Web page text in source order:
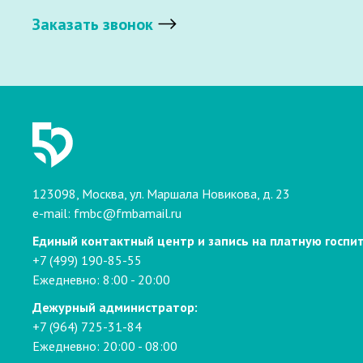
Заказать звонок
123098, Москва, ул. Маршала Новикова, д. 23
e-mail: fmbc@fmbamail.ru
Единый контактный центр и запись на платную
+7 (499) 190-85-55
Ежедневно: 8:00 - 20:00
Дежурный администратор:
+7 (964) 725-31-84
Ежедневно: 20:00 - 08:00